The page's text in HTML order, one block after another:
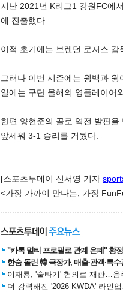
스북 터 공 공유 버블
달기
지난 2021년 K리그1 강원FC에
에 진출했다.
이적 초기에는 브렌던 로저스
그러나 이번 시즌에는 윙백과
일에는 구단 올해의 영플레이어
한편 양현준의 골로 역전 발판
앞세워 3-1 승리를 거뒀다.
[스포츠투데이 신서영 기자
<가장 가까이 만나는, 가장
"카톡 멀티 프로필로 관계 은폐" 황
한숨 돌린 韓 극장가, 매출·관객·특
이재룡, '술타기' 혐의로 재판…음
더 강력해진 '2026 KWDA' 라인